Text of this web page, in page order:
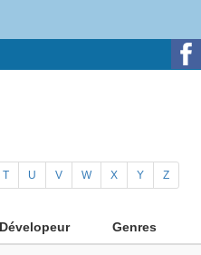
T U V W X Y Z
Genres